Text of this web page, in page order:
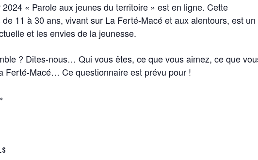
« Parole aux jeunes du territoire » est en ligne. Cette
11 à 30 ans, vivant sur La Ferté-Macé et aux alentours, est un
et les envies de la jeunesse.
? Dites-nous… Qui vous êtes, ce que vous aimez, ce que
Ferté-Macé… Ce questionnaire est prévu pour !